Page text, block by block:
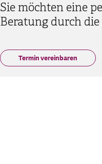
Sie möchten eine
Beratung durch
Termin vereinbaren